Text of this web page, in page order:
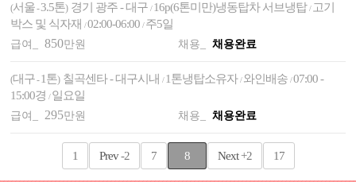
(서울-3.5톤) 경기 광주 - 대구/ 16p(6톤미만)냉동탑차 서브냉탑/ 고기
박스 및 식자재/02:00-06:00/ 주5일
급여_850만원 채용_ 채용완료
(대구-1톤) 칠곡센타 - 대구시내/ 1톤냉탑소유자/ 와인배송/07:00 -
15:00경/ 일요일
급여_295만원 채용_ 채용완료
1 Prev-2 7 8 Next+2 17